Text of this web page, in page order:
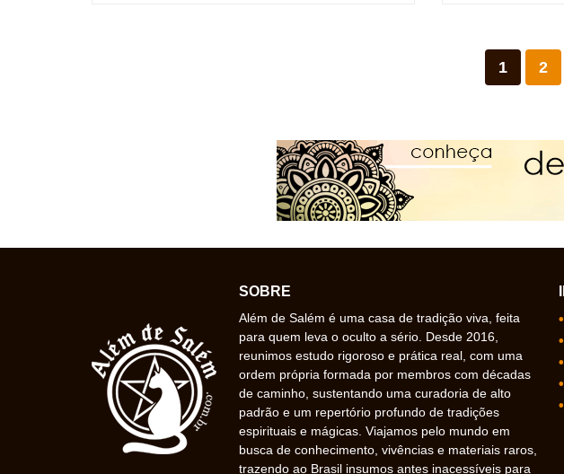
1 2
SOBRE
Além de Salém é uma casa de tradição viva, feita
para quem leva o oculto a sério. Desde 2016,
reunimos estudo rigoroso e prática real, com uma
ordem própria formada por membros com décadas
de caminho, sustentando uma curadoria de alto
padrão e um repertório profundo de tradições
espirituais e mágicas. Viajamos pelo mundo em
busca de conhecimento, vivências e materiais raros,
trazendo ao Brasil insumos antes inacessíveis para